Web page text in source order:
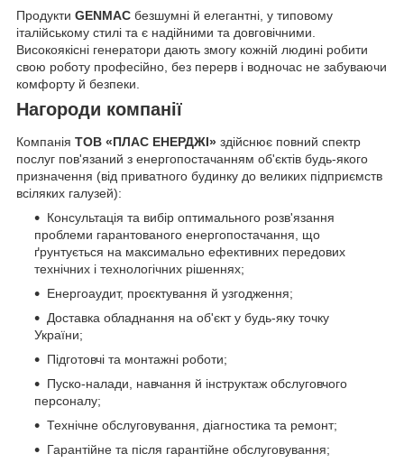
Продукти GENMAC безшумні й елегантні, у типовому
італійському стилі та є надійними та довговічними.
Високоякісні генератори дають змогу кожній людині робити
свою роботу професійно, без перерв і водночас не забуваючи
комфорту й безпеки.
Нагороди компанії
Компанія ТОВ «ПЛАС ЕНЕРДЖІ» здійснює повний спектр
послуг пов'язаний з енергопостачанням об'єктів будь-якого
призначення (від приватного будинку до великих підприємств
всіляких галузей):
Консультація та вибір оптимального розв'язання
проблеми гарантованого енергопостачання, що
ґрунтується на максимально ефективних передових
технічних і технологічних рішеннях;
Енергоаудит, проєктування й узгодження;
Доставка обладнання на об'єкт у будь-яку точку
України;
Підготовчі та монтажні роботи;
Пуско-налади, навчання й інструктаж обслуговчого
персоналу;
Технічне обслуговування, діагностика та ремонт;
Гарантійне та після гарантійне обслуговування;